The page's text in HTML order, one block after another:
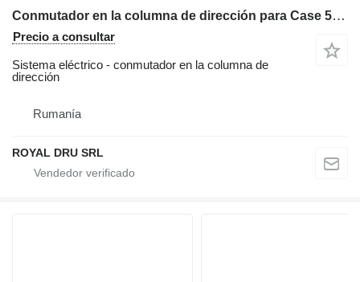
Conmutador en la columna de dirección para Case 580 retroexcavadora
Precio a consultar
Sistema eléctrico - conmutador en la columna de
dirección
Rumanía
ROYAL DRU SRL